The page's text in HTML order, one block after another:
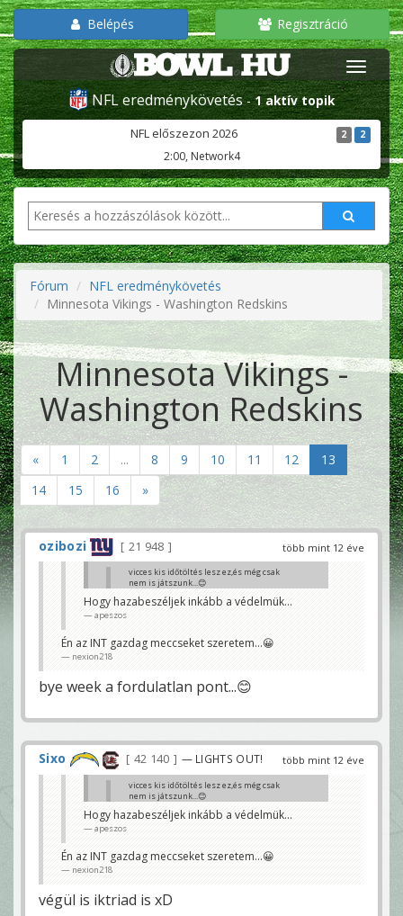
Belépés Regisztráció
NFL eredménykövetés -1 aktív topik
NFL előszezon 2026 2 2
2:00, Network4
Fórum
NFL eredménykövetés
Minnesota Vikings - Washington Redskins
Minnesota Vikings -
Washington Redskins
« 1 2 ... 8 9 10 11 12
13
14
15 16 »
több mint 12 éve
ozibozi 21 948
vicces kis időtöltés lesz ez,és még csak
nem is játszunk...😊
Engem azért a Giants támadások jobban
nexion218
Hogy hazabeszéljek inkább a védelmük...
apeszos
Én az INT gazdag meccseket szeretem...😀
nexion218
bye week a fordulatlan pont...😊
több mint 12 éve
Sixo 42 140 — LIGHTS OUT!
vicces kis időtöltés lesz ez,és még csak
nem is játszunk...😊
Engem azért a Giants támadások jobban
nexion218
Hogy hazabeszéljek inkább a védelmük...
apeszos
Én az INT gazdag meccseket szeretem...😀
nexion218
végül is iktriad is xD